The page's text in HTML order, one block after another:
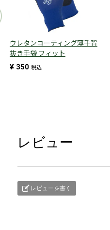
ウレタンコーティング薄手背
抜き手袋 フィット
¥ 350 税込
レビュー
レビューを書く